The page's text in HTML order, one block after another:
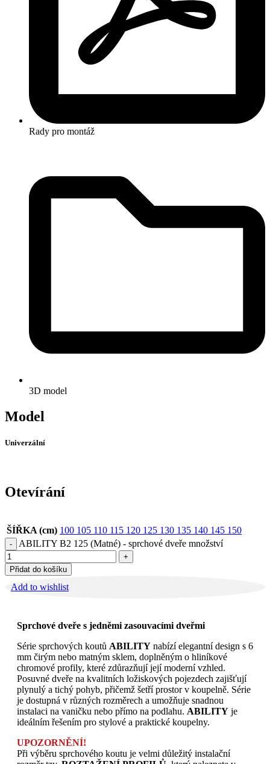
Rady pro montáž
3D model
Model
Univerzální
Otevírání
ŠÍŘKA (cm) 100 105 110 115 120 125 130 135 140 145 150
ABILITY B2 125 (Matné) - sprchové dveře množství
Přidat do košíku
Add to wishlist
Sprchové dveře s jedněmi zasouvacími dveřmi
Série sprchových koutů ABILITY nabízí elegantní design s 6
mm čirým nebo matným sklem, doplněným o hliníkové
chromové profily, které zdůrazňují její moderní vzhled.
Posuvné dveře na kvalitních ložiskových pojezdech zajišťují
plynulý a tichý pohyb, přičemž šetří prostor v koupelně. Série
je dostupná v různých rozměrech a umožňuje snadnou
instalaci na vaničku nebo přímo na podlahu. ABILITY je
ideálním řešením pro stylové a praktické koupelny.
UPOZORNĚNÍ!
Při výběru sprchového koutu je velmi důležitý instalační